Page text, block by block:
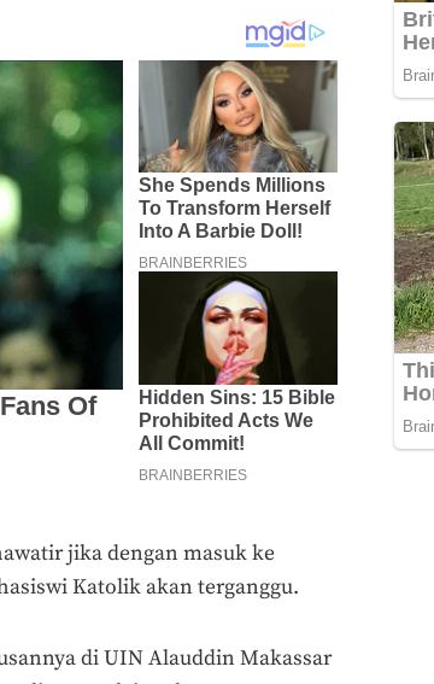
jika dengan masuk ke
Katolik akan terganggu.
di UIN Alauddin Makassar